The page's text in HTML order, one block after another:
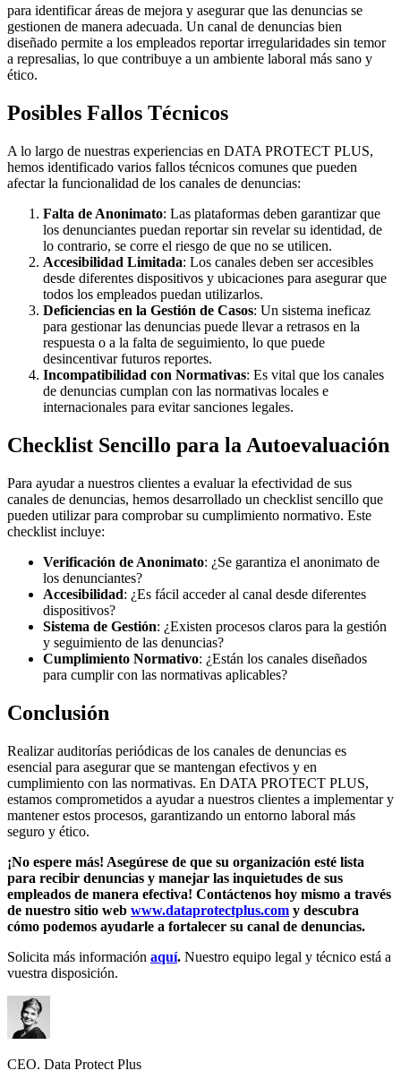
para identificar áreas de mejora y asegurar que las denuncias se
gestionen de manera adecuada. Un canal de denuncias bien
diseñado permite a los empleados reportar irregularidades sin temor
a represalias, lo que contribuye a un ambiente laboral más sano y
ético.
Posibles Fallos Técnicos
A lo largo de nuestras experiencias en DATA PROTECT PLUS,
hemos identificado varios fallos técnicos comunes que pueden
afectar la funcionalidad de los canales de denuncias:
Falta de Anonimato: Las plataformas deben garantizar que
los denunciantes puedan reportar sin revelar su identidad, de
lo contrario, se corre el riesgo de que no se utilicen.
Accesibilidad Limitada: Los canales deben ser accesibles
desde diferentes dispositivos y ubicaciones para asegurar que
todos los empleados puedan utilizarlos.
Deficiencias en la Gestión de Casos: Un sistema ineficaz
para gestionar las denuncias puede llevar a retrasos en la
respuesta o a la falta de seguimiento, lo que puede
desincentivar futuros reportes.
Incompatibilidad con Normativas: Es vital que los canales
de denuncias cumplan con las normativas locales e
internacionales para evitar sanciones legales.
Checklist Sencillo para la Autoevaluación
Para ayudar a nuestros clientes a evaluar la efectividad de sus
canales de denuncias, hemos desarrollado un checklist sencillo que
pueden utilizar para comprobar su cumplimiento normativo. Este
checklist incluye:
Verificación de Anonimato: ¿Se garantiza el anonimato de
los denunciantes?
Accesibilidad: ¿Es fácil acceder al canal desde diferentes
dispositivos?
Sistema de Gestión: ¿Existen procesos claros para la gestión
y seguimiento de las denuncias?
Cumplimiento Normativo: ¿Están los canales diseñados
para cumplir con las normativas aplicables?
Conclusión
Realizar auditorías periódicas de los canales de denuncias es
esencial para asegurar que se mantengan efectivos y en
cumplimiento con las normativas. En DATA PROTECT PLUS,
estamos comprometidos a ayudar a nuestros clientes a implementar y
mantener estos procesos, garantizando un entorno laboral más
seguro y ético.
¡No espere más! Asegúrese de que su organización esté lista
para recibir denuncias y manejar las inquietudes de sus
empleados de manera efectiva! Contáctenos hoy mismo a través
de nuestro sitio web www.dataprotectplus.com y descubra
cómo podemos ayudarle a fortalecer su canal de denuncias.
Solicita más información aquí. Nuestro equipo legal y técnico está a
vuestra disposición.
CEO. Data Protect Plus